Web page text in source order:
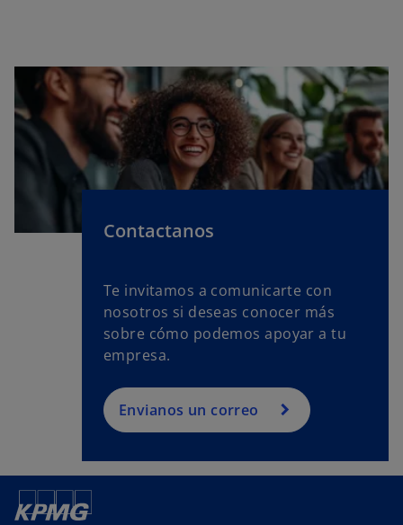
Contactanos
Te invitamos a comunicarte con
nosotros si deseas conocer más
sobre cómo podemos apoyar a tu
empresa.
Envianos un correo